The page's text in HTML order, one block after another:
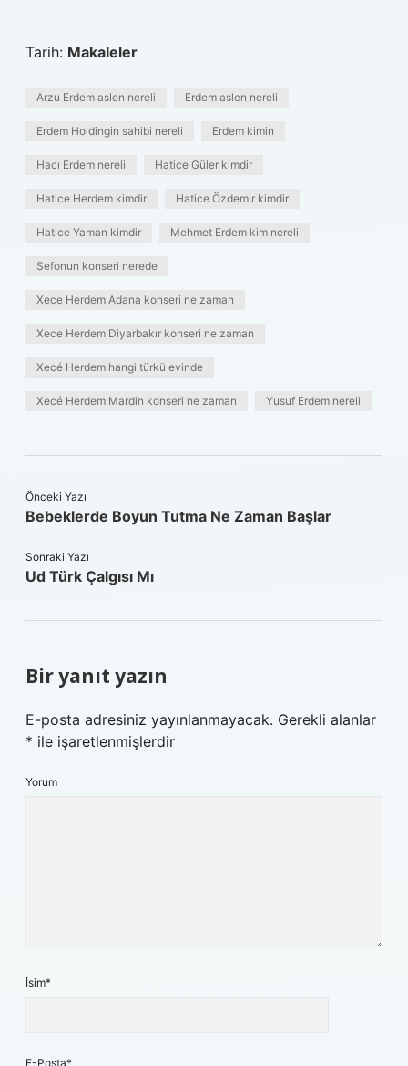
Tarih: Makaleler
Arzu Erdem aslen nereli Erdem aslen nereli
Erdem Holdingin sahibi nereli Erdem kimin
Hacı Erdem nereli Hatice Güler kimdir
Hatice Herdem kimdir Hatice Özdemir kimdir
Hatice Yaman kimdir Mehmet Erdem kim nereli
Sefonun konseri nerede
Xece Herdem Adana konseri ne zaman
Xece Herdem Diyarbakır konseri ne zaman
Xecé Herdem hangi türkü evinde
Xecé Herdem Mardin konseri ne zaman Yusuf Erdem nereli
Önceki Yazı
Bebeklerde Boyun Tutma Ne Zaman Başlar
Sonraki Yazı
Ud Türk Çalgısı Mı
Bir yanıt yazın
E-posta adresiniz yayınlanmayacak. Gerekli alanlar
* ile işaretlenmişlerdir
Yorum
İsim*
E-Posta*